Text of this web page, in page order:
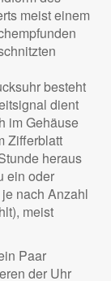
meist einem
besteht
dient
im Gehäuse
Zifferblatt
heraus
ein oder
nach Anzahl
meist
Paar
der Uhr